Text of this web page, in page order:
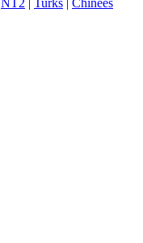
NT2 | Turks | Chinees